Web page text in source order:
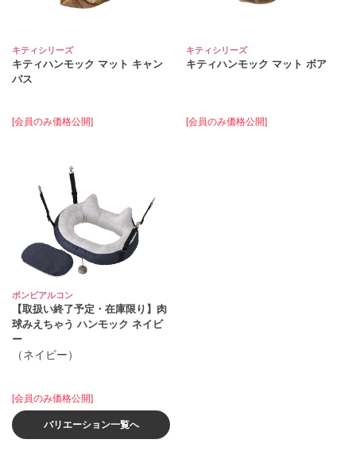
キティシリーズ
キティハンモック マット キャン
バス
[会員のみ価格公開]
キティシリーズ
キティハンモック マット ボア
[会員のみ価格公開]
ボンビアルコン
【取扱い終了予定・在庫限り】肉
球みえちゃう ハンモック ネイビ
ー
（ネイビー）
[会員のみ価格公開]
バリエーション一覧へ